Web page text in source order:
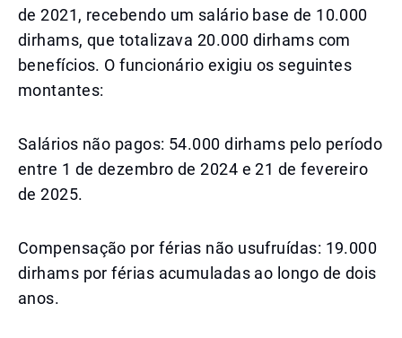
de 2021, recebendo um salário base de 10.000
dirhams, que totalizava 20.000 dirhams com
benefícios. O funcionário exigiu os seguintes
montantes:
Salários não pagos: 54.000 dirhams pelo período
entre 1 de dezembro de 2024 e 21 de fevereiro
de 2025.
Compensação por férias não usufruídas: 19.000
dirhams por férias acumuladas ao longo de dois
anos.